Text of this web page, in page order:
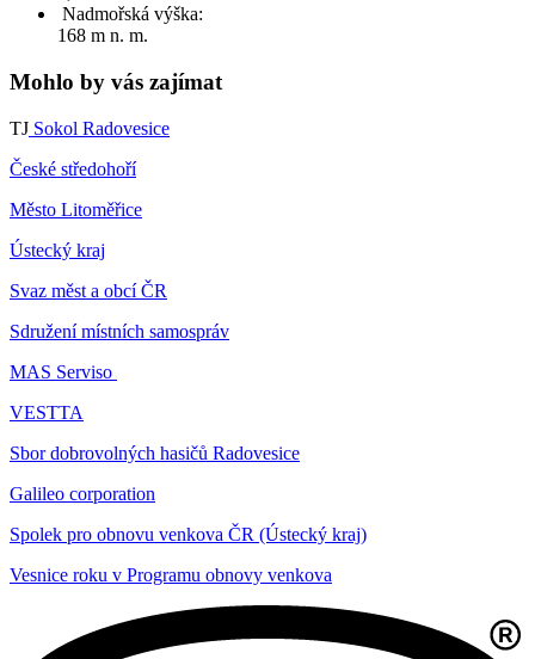
Nadmořská výška:
168 m n. m.
Mohlo by vás zajímat
TJ Sokol Radovesice
České středohoří
Město Litoměřice
Ústecký kraj
Svaz měst a obcí ČR
Sdružení místních samospráv
MAS Serviso
VESTTA
Sbor dobrovolných hasičů Radovesice
Galileo corporation
Spolek pro obnovu venkova ČR (Ústecký kraj)
Vesnice roku v Programu obnovy venkova